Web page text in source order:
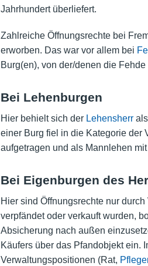
Jahrhundert überliefert.
Zahlreiche Öffnungsrechte bei
erworben. Das war vor allem bei
Burg(en), von der/denen die
Bei Lehenburgen
Hier behielt sich der Lehensherrals
einer Burg fiel in die Kategorie der
aufgetragen und als Mannlehen
Bei Eigenburgen des
Hier sind Öffnungsrechte nur
verpfändet oder verkauft wurden,
Absicherung nach außen
Käufers über das Pfandobjekt ein.
Verwaltungspositionen (Rat,